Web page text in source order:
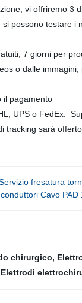
vi offriremo
possono testare
7 giorni per
o dalle
il pagamento
UPS o FedEx.
tracking sarà
fresatura
Cavo PAD
chirurgico,
Elettrodi